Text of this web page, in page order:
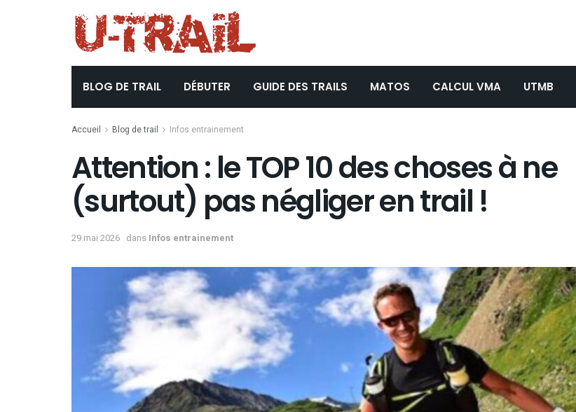
BLOG DE TRAIL DÉBUTER GUIDE DES TRAILS MATOS CALCUL VMA UTMB
Accueil Blog de trail Infos entrainement
Attention : le TOP 10 des choses à ne
(surtout) pas négliger en trail !
29 mai 2026 dans Infos entrainement